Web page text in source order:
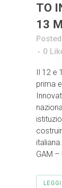
TO
13
0
Il 12 e
prima
GAM –
LEGGI